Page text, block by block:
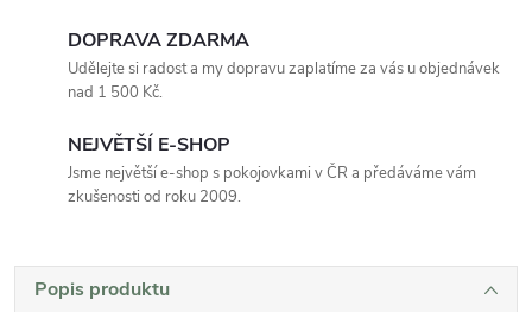
DOPRAVA ZDARMA
Udělejte si radost a my dopravu zaplatíme za vás u objednávek
nad 1 500 Kč.
NEJVĚTŠÍ E-SHOP
Jsme největší e-shop s pokojovkami v ČR a předáváme vám
zkušenosti od roku 2009.
Popis produktu